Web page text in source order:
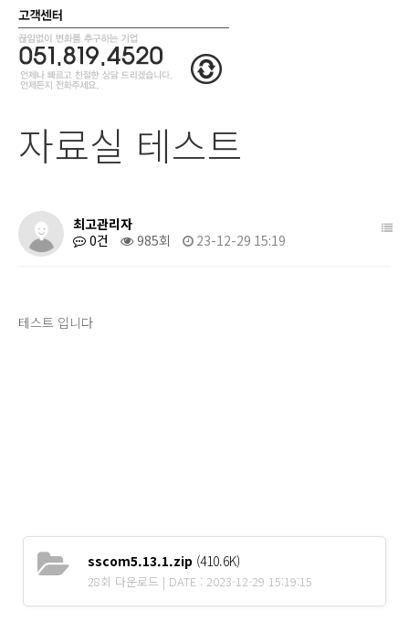
자료실 테스트
최고관리자
0건
985회 23-12-29 15:19
테스트 입니다
sscom5.13.1.zip (410.6K)
28회 다운로드 | DATE : 2023-12-29 15:19:15